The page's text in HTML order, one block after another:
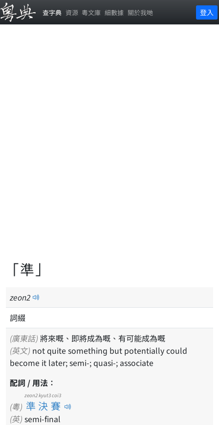
查字典 資源 粵文庫 細數據 關於我哋 登入
「準」
zeon2
詞綴
(廣東話) 將來嘅、即將成為嘅、有可能成為嘅
(英文)
become it later; semi-; quasi-; associate
配詞 / 用法：
(粵) 準決賽
zeon2 kyut3 coi3
(英) semi-final